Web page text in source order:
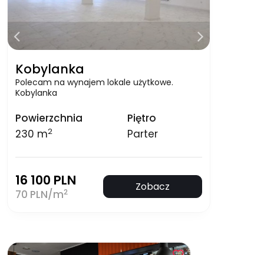
Kobylanka
Polecam na wynajem lokale użytkowe.
Kobylanka
Powierzchnia
230 m2
Piętro
Parter
16 100 PLN
70 PLN/m2 Zobacz